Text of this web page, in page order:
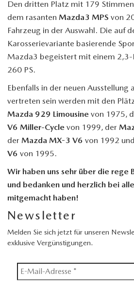
Den dritten Platz mit 179
dem rasanten Mazda3 MPS von
Fahrzeug in der Auswahl. Die auf
Karosserievariante basierende
Mazda3 begeistert mit einem
260 PS.
Ebenfalls in der neuen Ausstellung
vertreten sein werden mit den
Mazda 929 Limousine von 1975,
V6 Miller-Cycle von 1999, der
der Mazda MX-3 V6 von 1992
V6 von 1995.
Wir haben uns sehr über die rege
und bedanken und herzlich bei
mitgemacht haben!
Newsletter
Melden Sie sich jetzt für unseren
exklusive Vergünstigungen.